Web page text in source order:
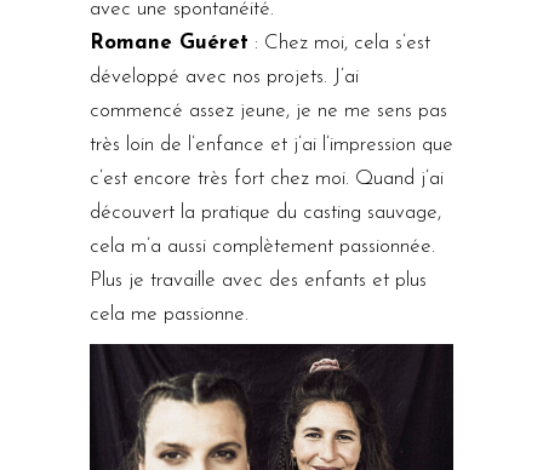
avec une spontanéité.
Romane Guéret : Chez moi, cela s’est
développé avec nos projets. J’ai
commencé assez jeune, je ne me sens pas
très loin de l’enfance et j’ai l’impression que
c’est encore très fort chez moi. Quand j’ai
découvert la pratique du casting sauvage,
cela m’a aussi complètement passionnée.
Plus je travaille avec des enfants et plus
cela me passionne.